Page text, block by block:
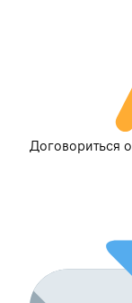
Договориться